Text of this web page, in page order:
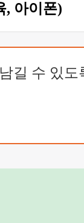
, 아이폰)
길 수 있도